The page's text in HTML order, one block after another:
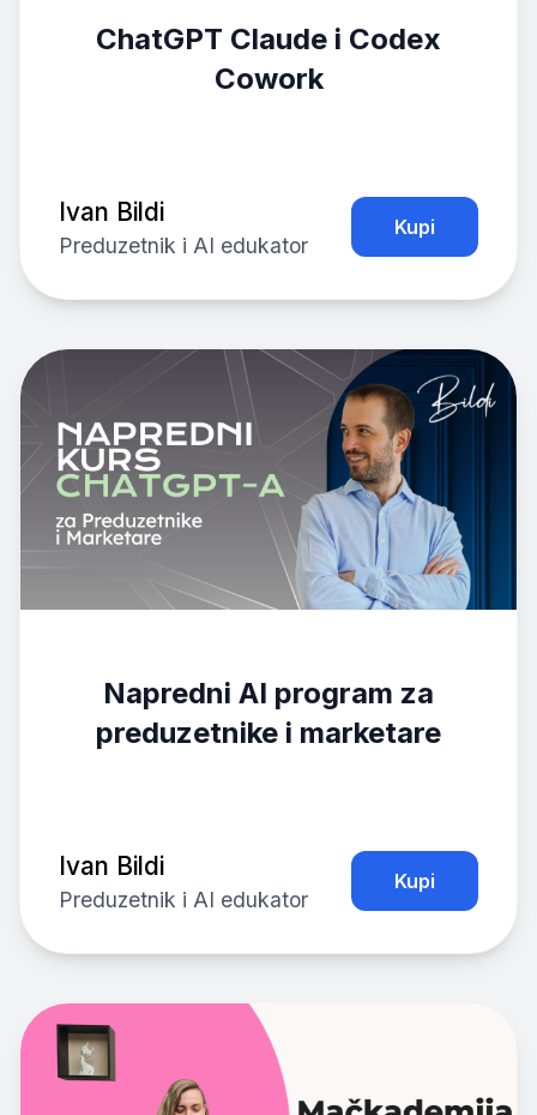
ChatGPT Claude i Codex
Cowork
Ivan Bildi
Preduzetnik i AI edukator
Kupi
Napredni AI program za
preduzetnike i marketare
Ivan Bildi
Preduzetnik i AI edukator
Kupi